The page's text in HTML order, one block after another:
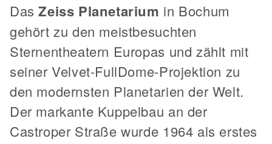
DasZeiss Planetarium in Bochum
gehört zu den meistbesuchten
Sternentheatern Europas und zählt mit
seiner Velvet-FullDome-Projektion zu
den modernsten Planetarien der Welt.
Der markante Kuppelbau an der
Castroper Straße wurde 1964 als erstes